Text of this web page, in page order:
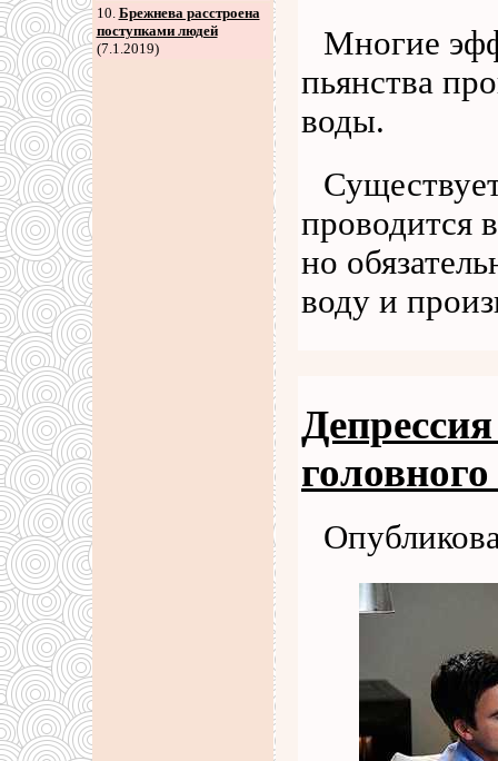
10. Брежнева расстроена
поступками людей
(7.1.2019)
Многие
пьянства
воды.
проводится
но
воду и